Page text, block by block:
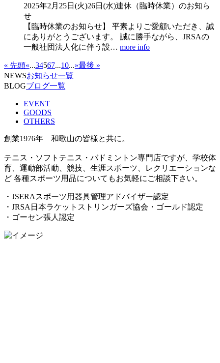
2025年2月25日(火)26日(水)連休（臨時休業）のお知ら
せ
【臨時休業のお知らせ】 平素よりご愛顧いただき、誠
にありがとうございます。 誠に勝手ながら、JRSAの
一般社団法人化に伴う設… more info
« 先頭«...34567...10...»最後 »
NEWSお知らせ一覧
BLOGブログ一覧
EVENT
GOODS
OTHERS
創業1976年 和歌山の皆様と共に。
テニス・ソフトテニス・バドミントン専門店ですが、学校体
育、運動部活動、競技、生涯スポーツ、レクリエーションな
ど 各種スポーツ用品についてもお気軽にご相談下さい。
・JSERAスポーツ用器具管理アドバイザー認定
・JRSA日本ラケットストリンガーズ協会・ゴールド認定
・ゴーセン張人認定